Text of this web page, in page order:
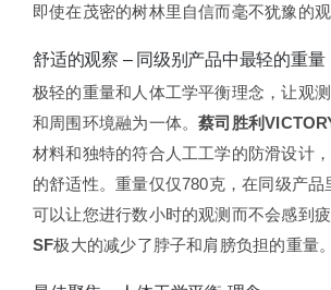
即使在茂密的树林里自信而毫不犹豫的观
舒适的观察 – 同级别产品中最轻的重量
极轻的重量和人体工学平衡理念，让观
和周围环境融为一体。蔡司胜利
材料和独特的符合人工工学的防滑设计
的舒适性。重量仅仅780克，在同级产品
可以让您进行数小时的观测而不会感到疲
SF极大的减少了脖子和肩膀负担的重量。